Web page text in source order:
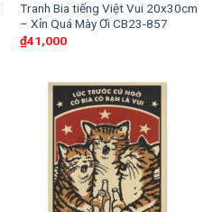
Tranh Bia tiếng Việt Vui 20x30cm
– Xỉn Quá Mày Ơi CB23-857
₫41,000